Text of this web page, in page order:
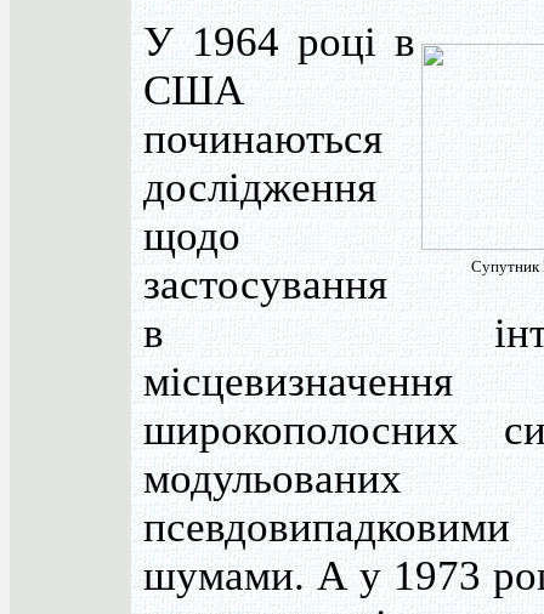
У 1964 році в
США
починаються
дослідження
щодо
застосування
в
місцевизначення
широкополосних
модульованих
псевдовипадковими
шумами. А у 1973